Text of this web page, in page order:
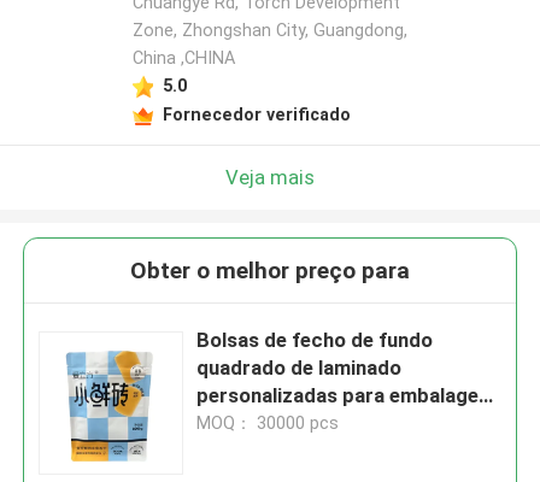
Zone, Zhongshan City, Guangdong,
China ,CHINA
5.0
Fornecedor verificado
Veja mais
Obter o melhor preço para
Bolsas de fecho de fundo
quadrado de laminado
personalizadas para embalagens
de alimentos
MOQ： 30000 pcs